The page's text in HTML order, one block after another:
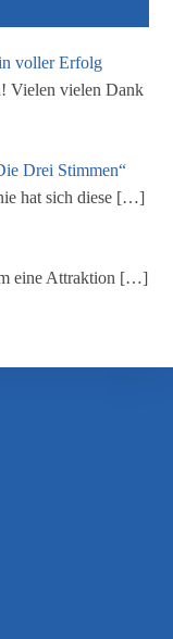
voller Erfolg
Vielen vielen Dank
Drei Stimmen“
hat sich diese […]
eine Attraktion […]